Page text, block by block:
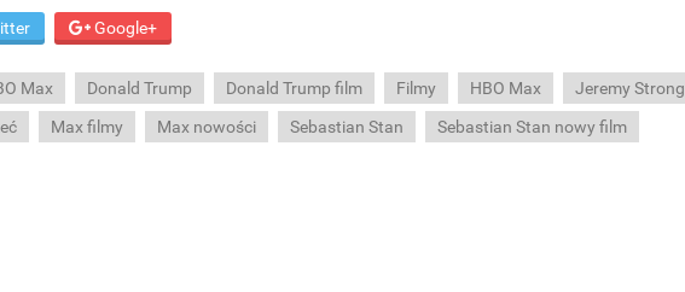
Google+
Max Donald Trump Donald Trump film Filmy HBO Max
Jeremy Strong
Max filmy Max nowości Sebastian Stan
Sebastian Stan nowy film